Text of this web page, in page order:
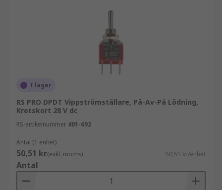
luftfartTelekommunikationRobotikKraftdistributi
I lager
RS PRO DPDT Vippströmställare, På-Av-På Lödning,
Kretskort 28 V dc
RS-artikelnummer 401-692
Antal (1 enhet)
50,51 kr(exkl. moms) 50,51 kr/enhet
Antal